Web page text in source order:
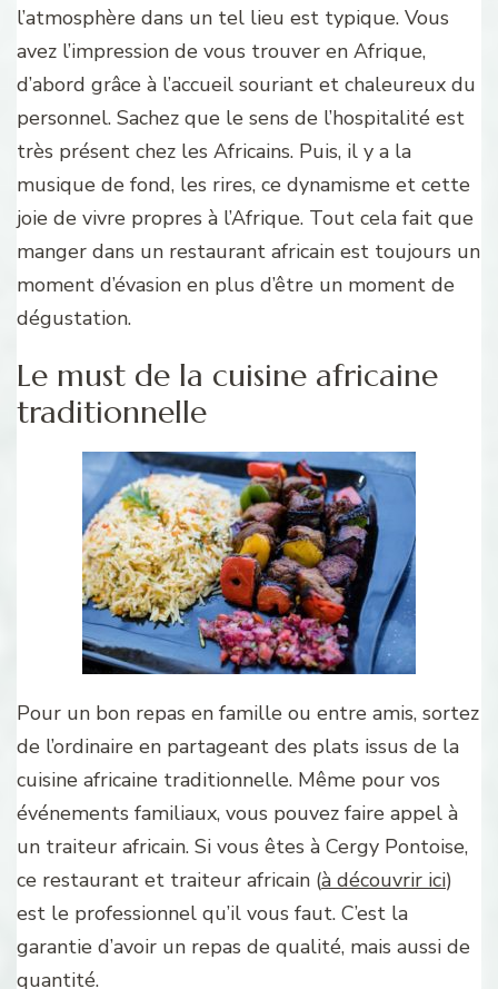
l’atmosphère dans un tel lieu est typique. Vous
avez l’impression de vous trouver en Afrique,
d’abord grâce à l’accueil souriant et chaleureux du
personnel. Sachez que le sens de l’hospitalité est
très présent chez les Africains. Puis, il y a la
musique de fond, les rires, ce dynamisme et cette
joie de vivre propres à l’Afrique. Tout cela fait que
manger dans un restaurant africain est toujours un
moment d’évasion en plus d’être un moment de
dégustation.
Le must de la cuisine africaine
traditionnelle
Pour un bon repas en famille ou entre amis, sortez
de l’ordinaire en partageant des plats issus de la
cuisine africaine traditionnelle. Même pour vos
événements familiaux, vous pouvez faire appel à
un traiteur africain. Si vous êtes à Cergy Pontoise,
ce restaurant et traiteur africain (à découvrir ici)
est le professionnel qu’il vous faut. C’est la
garantie d’avoir un repas de qualité, mais aussi de
quantité.